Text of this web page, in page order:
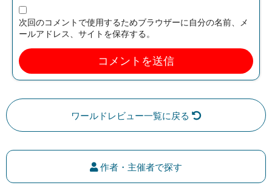
次回のコメントで使用するためブラウザーに自分の名前、メ
ールアドレス、サイトを保存する。
ワールドレビュー一覧に戻る
作者・主催者で探す